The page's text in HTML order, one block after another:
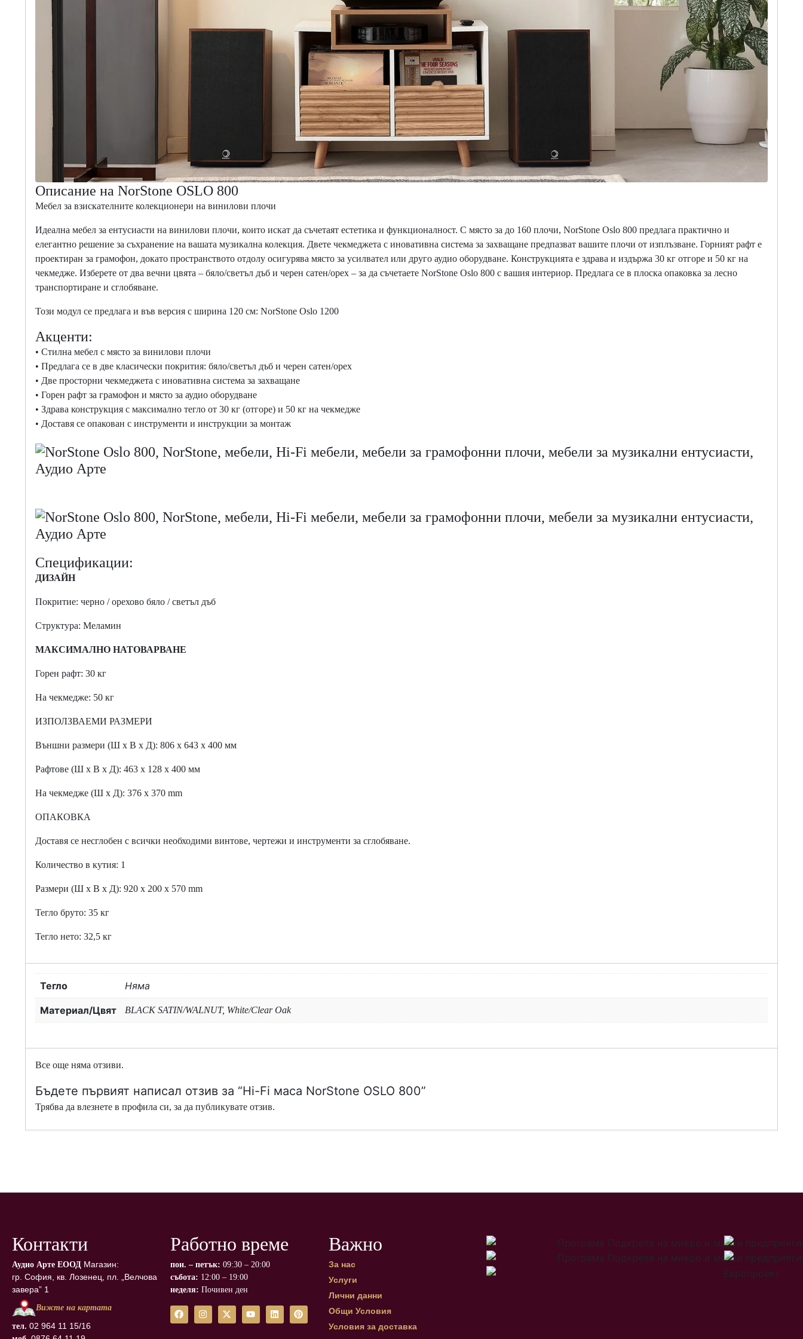
Описание на NorStone OSLO 800
Мебел за взискателните колекционери на винилови плочи
Идеална мебел за ентусиасти на винилови плочи, които искат да съчетаят естетика и функционалност. С място за до 160 плочи, NorStone Oslo 800 предлага практично и
елегантно решение за съхранение на вашата музикална колекция. Двете чекмеджета с иновативна система за захващане предпазват вашите плочи от изплъзване. Горният рафт е
проектиран за грамофон, докато пространството отдолу осигурява място за усилвател или друго аудио оборудване. Конструкцията е здрава и издържа 30 кг отгоре и 50 кг на
чекмедже. Изберете от два вечни цвята – бяло/светъл дъб и черен сатен/орех – за да съчетаете NorStone Oslo 800 с вашия интериор. Предлага се в плоска опаковка за лесно
транспортиране и сглобяване.
Този модул се предлага и във версия с ширина 120 см: NorStone Oslo 1200
Акценти:
• Стилна мебел с място за винилови плочи
• Предлага се в две класически покрития: бяло/светъл дъб и черен сатен/орех
• Две просторни чекмеджета с иновативна система за захващане
• Горен рафт за грамофон и място за аудио оборудване
• Здрава конструкция с максимално тегло от 30 кг (отгоре) и 50 кг на чекмедже
• Доставя се опакован с инструменти и инструкции за монтаж
Спецификации:
ДИЗАЙН
Покритие: черно / орехово бяло / светъл дъб
Структура: Меламин
МАКСИМАЛНО НАТОВАРВАНЕ
Горен рафт: 30 кг
На чекмедже: 50 кг
ИЗПОЛЗВАЕМИ РАЗМЕРИ
Външни размери (Ш x В x Д): 806 x 643 x 400 мм
Рафтове (Ш x В x Д): 463 x 128 x 400 мм
На чекмедже (Ш x Д): 376 x 370 mm
ОПАКОВКА
Доставя се несглобен с всички необходими винтове, чертежи и инструменти за сглобяване.
Количество в кутия: 1
Размери (Ш x В x Д): 920 x 200 x 570 mm
Тегло бруто: 35 кг
Тегло нето: 32,5 кг
Тегло Няма
Материал/Цвят BLACK SATIN/WALNUT, White/Clear Oak
Все още няма отзиви.
Бъдете първият написал отзив за “Hi-Fi маса NorStone OSLO 800”
Трябва да влезнете в профила си, за да публикувате отзив.
Контакти
Аудио Арте ЕООД Магазин:
гр. София, кв. Лозенец, пл. „Велчова
завера” 1
Вижте на картата
тел. 02 964 11 15/16
Работно време
пон. – петък: 09:30 – 20:00
събота: 12:00 – 19:00
неделя: Почивен ден
Важно
За нас
Услуги
Лични данни
Общи Условия
Условия за доставка